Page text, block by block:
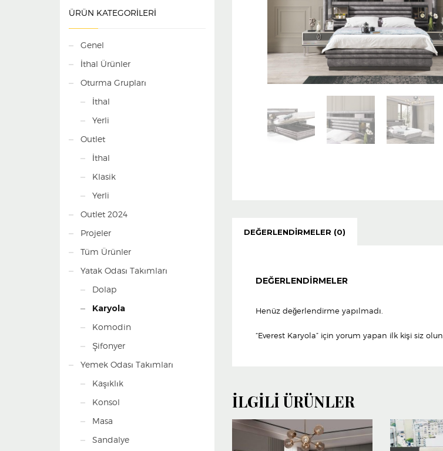
DEĞERLENDIRMELER (0)
DEĞERLENDIRMELER
Henüz değerlendirme yapılmadı.
“Everest Karyola” için yorum yapan ilk kişi siz olun
İLGILI ÜRÜNLER
ÜRÜN KATEGORILERI
Genel
İthal Ürünler
Oturma Grupları
İthal
Yerli
Outlet
İthal
Klasik
Yerli
Outlet 2024
Projeler
Tüm Ürünler
Yatak Odası Takımları
Dolap
Karyola
Komodin
Şifonyer
Yemek Odası Takımları
Kaşıklık
Konsol
Masa
Sandalye